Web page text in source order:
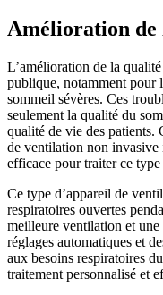
Amélioration de
L’amélioration de la
publique, notamment pour
sommeil sévères. Ces
seulement la qualité du
qualité de vie des patients.
de ventilation non invasive
efficace pour traiter ce
Ce type d’appareil de
respiratoires ouvertes
meilleure ventilation et une
réglages automatiques et
aux besoins respiratoires
traitement personnalisé et